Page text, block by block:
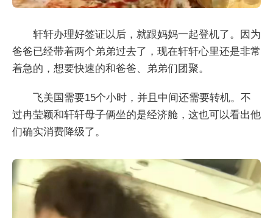
轩轩办理好签证以后，就跟妈妈一起登机了。因为
爸爸已经带着两个弟弟过去了，现在轩轩心里还是非常
着急的，想要快速的和爸爸、弟弟们团聚。
飞美国需要15个小时，并且中间还需要转机。不
过冉莹颖和轩轩母子俩坐的是经济舱，这也可以看出他
们确实消费降级了。